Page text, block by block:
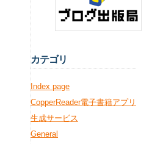
カテゴリ
Index page
CopperReader電子書籍アプリ
生成サービス
General